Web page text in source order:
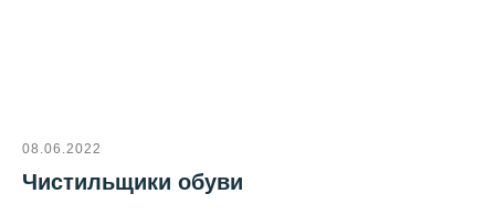
08.06.2022
Чистильщики обуви